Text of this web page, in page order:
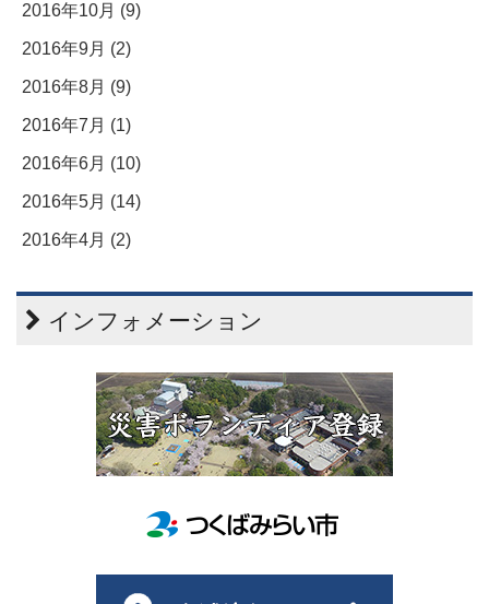
2016年10月 (9)
2016年9月 (2)
2016年8月 (9)
2016年7月 (1)
2016年6月 (10)
2016年5月 (14)
2016年4月 (2)
インフォメーション